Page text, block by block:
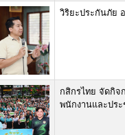
วิริยะประกันภัย
กสิกรไทย จัดกิจ
พนักงานและปร